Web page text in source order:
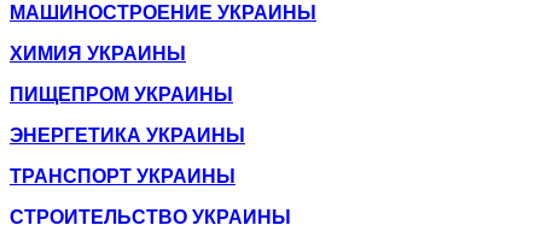
МАШИНОСТРОЕНИЕ УКРАИНЫ
ХИМИЯ УКРАИНЫ
ПИЩЕПРОМ УКРАИНЫ
ЭНЕРГЕТИКА УКРАИНЫ
ТРАНСПОРТ УКРАИНЫ
СТРОИТЕЛЬСТВО УКРАИНЫ